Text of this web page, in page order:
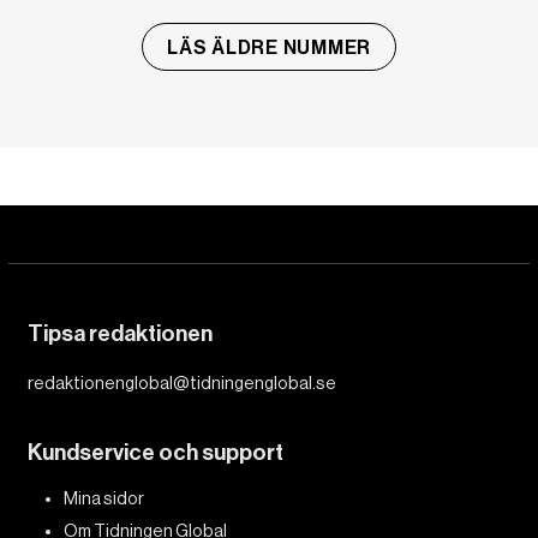
LÄS ÄLDRE NUMMER
Tipsa redaktionen
redaktionenglobal@tidningenglobal.se
Kundservice och support
Mina sidor
Om Tidningen Global